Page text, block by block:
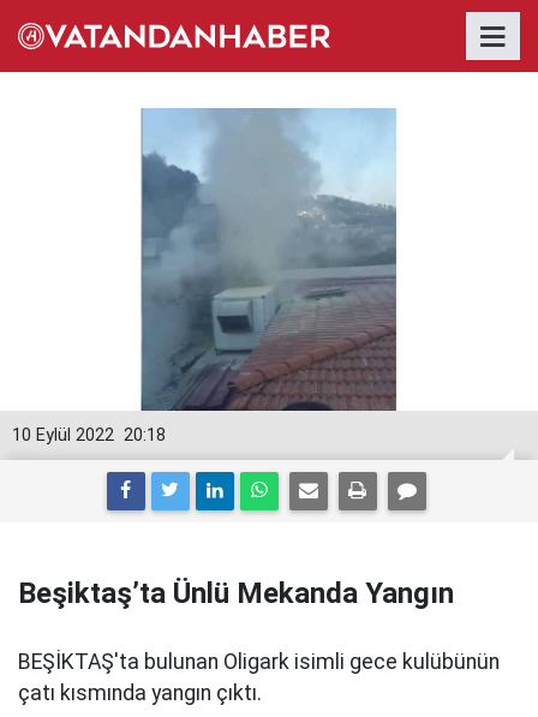
20:18
10 Eylül 2022
Beşiktaş’ta Ünlü Mekanda Yangın
BEŞİKTAŞ'ta bulunan Oligark isimli gece kulübünün
çatı kısmında yangın çıktı.